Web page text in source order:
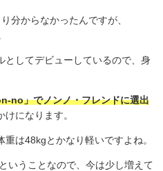
分からなかったんですが、
としてデビューしているので、身
no」でノンノ・フレンドに選出
けになります。
重は48kg とかなり軽いですよね。
いうことなので、今は少し増えて